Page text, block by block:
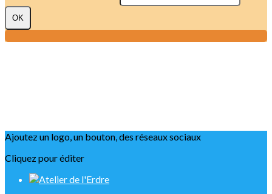
OK
Ajoutez un logo, un bouton, des réseaux sociaux
Cliquez pour éditer